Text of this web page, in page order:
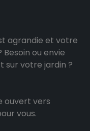
agrandie et votre
ou envie
sur votre jardin ?
ouvert vers
vous.